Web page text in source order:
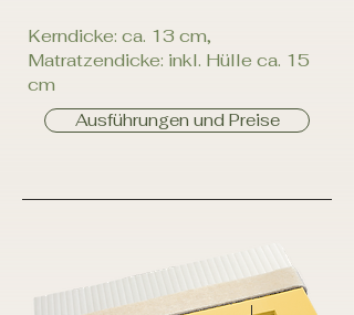
Kerndicke: ca. 13 cm,
Matratzendicke: inkl. Hülle ca. 15
cm
Ausführungen und Preise